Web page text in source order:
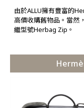
由於ALLU擁有豐富的
高價收購舊物品。當然
繼型號Herbag Zip。